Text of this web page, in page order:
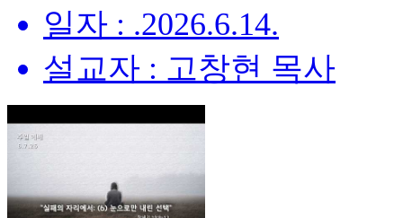
일자 : .2026.6.14.
설교자 : 고창현 목사